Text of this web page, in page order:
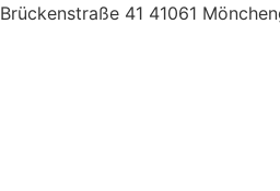
Brückenstraße 41 41061